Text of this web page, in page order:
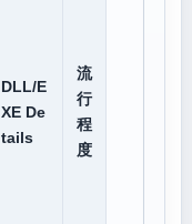
DLL/E
XE De
tails
流
行
程
度